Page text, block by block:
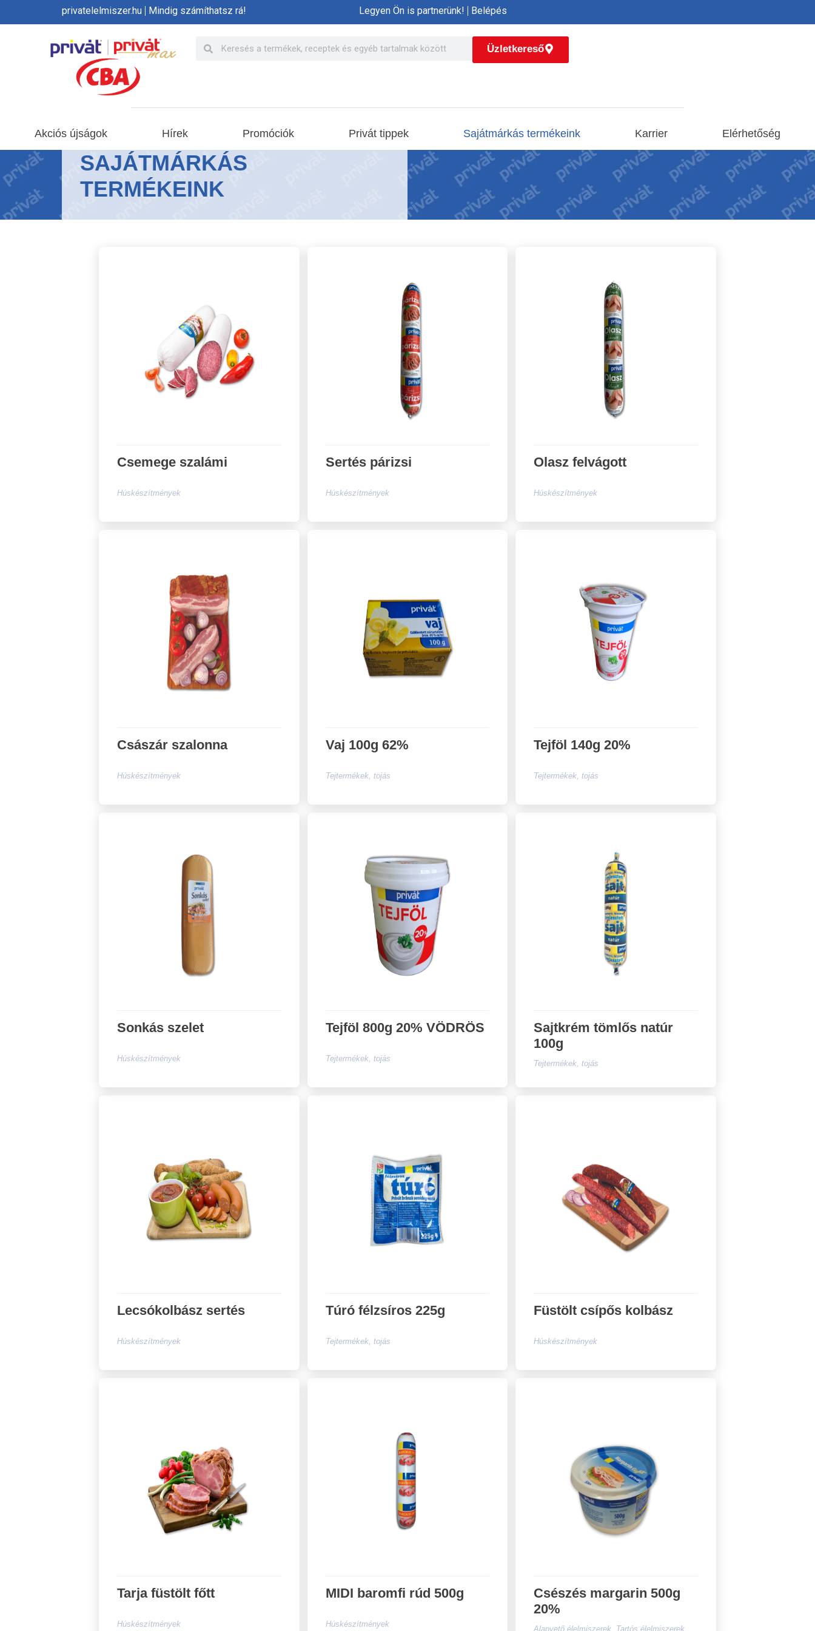
privatelelmiszer.hu Mindig számíthatsz rá! Legyen Ön is partnerünk! Belépés
Üzletkereső
Akciós újságok Hírek Promóciók Privát tippek Sajátmárkás termékeink Karrier Elérhetőség
SAJÁTMÁRKÁS
TERMÉKEINK
Csemege szalámi
Húskészítmények
Sertés párizsi
Húskészítmények
Olasz felvágott
Húskészítmények
Császár szalonna
Húskészítmények
Vaj 100g 62%
Tejtermékek, tojás
Tejföl 140g 20%
Tejtermékek, tojás
Sonkás szelet
Húskészítmények
Tejföl 800g 20% VÖDRÖS
Tejtermékek, tojás
Sajtkrém tömlős natúr
100g
Tejtermékek, tojás
Lecsókolbász sertés
Húskészítmények
Túró félzsíros 225g
Tejtermékek, tojás
Füstölt csípős kolbász
Húskészítmények
Tarja füstölt főtt
Húskészítmények
MIDI baromfi rúd 500g
Húskészítmények
Csészés margarin 500g
20%
Alapvető élelmiszerek, Tartós élelmiszerek